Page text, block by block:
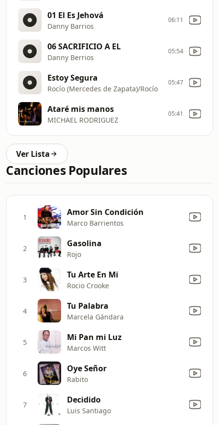
01 El Es Jehová
Danny Barrios
06:11
06 SACRIFICIO A EL
Danny Berrios
05:54
Estoy Segura
Rocío (Mercedes de Zapata)/Rocío
05:47
Ataré mis manos
MICHAEL RODRIGUEZ
05:41
Ver Lista
Canciones Populares
1 Amor Sin Condición
Marco Barrientos
2 Gasolina
Rojo
3 Tu Arte En Mi
Rocio Crooke
4 Tu Palabra
Marcela Gándara
5 Mi Pan mi Luz
Marcos Witt
6 Oye Señor
Rabito
7 Decidido
Luis Santiago